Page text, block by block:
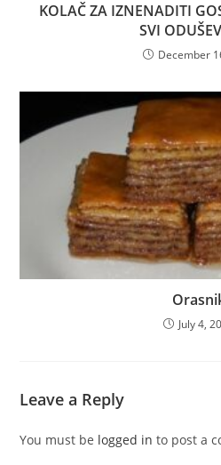
KOLAČ ZA IZNENADITI
SVI
December
July 4,
Leave a Reply
You must be logged in to post a